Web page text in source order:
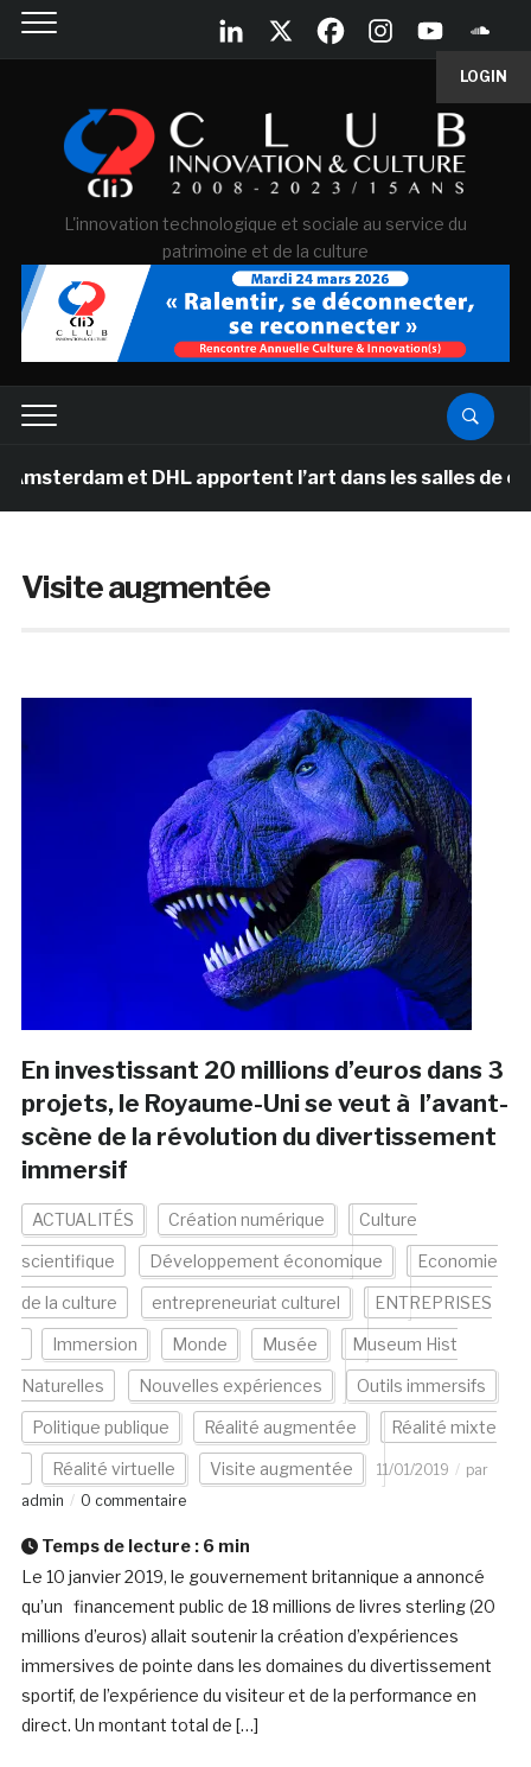
LOGIN
L'innovation technologique et sociale au service du
patrimoine et de la culture
et DHL apportent l’art dans les salles de classe des
Visite augmentée
En investissant 20 millions d’euros dans 3
projets, le Royaume-Uni se veut à l’avant-
scène de la révolution du divertissement
immersif
ACTUALITÉS Création numérique Culture
scientifique Développement économique Economie
de la culture entrepreneuriat culturel ENTREPRISES
Immersion Monde Musée Museum Hist
Naturelles Nouvelles expériences Outils immersifs
Politique publique Réalité augmentée Réalité mixte
Réalité virtuelle Visite augmentée 11/01/2019
par
admin
0 commentaire
Temps de lecture : 6 min
Le 10 janvier 2019, le gouvernement britannique a annoncé
qu’un financement public de 18 millions de livres sterling (20
millions d’euros) allait soutenir la création d’expériences
immersives de pointe dans les domaines du divertissement
sportif, de l’expérience du visiteur et de la performance en
direct. Un montant total de […]